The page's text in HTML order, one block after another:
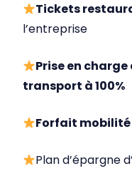
Tickets
l’entreprise
Prise en
transport à 100%
Forfait
Plan d’épargne